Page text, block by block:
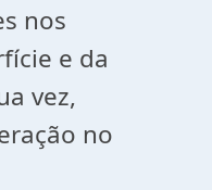
nos
e da
vez,
no